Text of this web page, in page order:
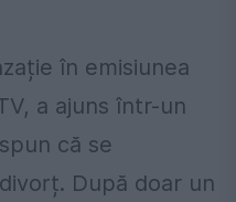
în emisiunea
a ajuns într-un
că se
După doar un